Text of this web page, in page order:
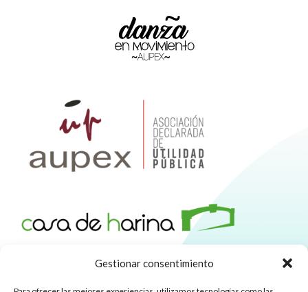
Gestionar consentimiento